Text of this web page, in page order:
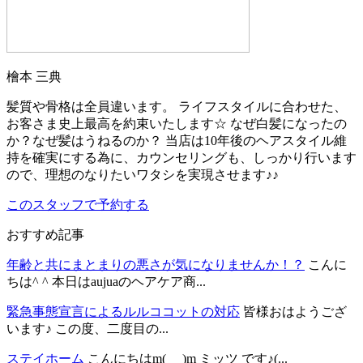
檜本 三典
髪質や骨格は全員違います。 ライフスタイルに合わせた、
お客さま史上最高を約束いたします☆ なぜ白髪になったの
か？なぜ髪はうねるのか？ 当店は10年後のヘアスタイル維
持を確実にする為に、カウンセリングも、しっかり行います
ので、理想のなりたいワタシを実現させます♪♪
このスタッフで予約する
おすすめ記事
年齢と共にまとまりの悪さが気になりませんか！？ こんに
ちは^ ^ 本日はaujuaのヘアケア商...
緊急事態宣言によるルルココットの対応 皆様おはようござ
います♪ この度、二度目の...
ステイホーム こんにちはm(_ _)m ミッツ です♪(...